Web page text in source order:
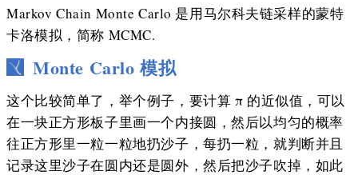
Markov Chain Monte Carlo 是用马尔科夫链采样的蒙特
卡洛模拟，简称 MCMC.
Monte Carlo 模拟
这个比较简单了，举个例子，要计算 π 的近似值，可以
在一块正方形板子里画一个内接圆，然后以均匀的概率
往正方形里一粒一粒地扔沙子，每扔一粒，就判断并且
记录这里沙子在圆内还是圆外，然后把沙子吹掉，如此